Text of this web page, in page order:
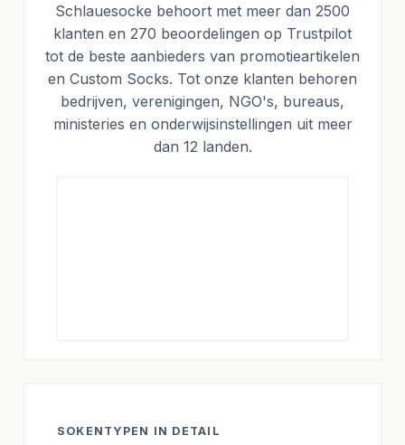
Schlauesocke behoort met meer dan 2500
klanten en 270 beoordelingen op Trustpilot
tot de beste aanbieders van promotieartikelen
en Custom Socks. Tot onze klanten behoren
bedrijven, verenigingen, NGO's, bureaus,
ministeries en onderwijsinstellingen uit meer
dan 12 landen.
SOKENTYPEN IN DETAIL